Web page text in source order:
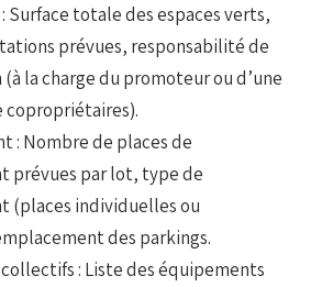
Surface totale des espaces verts,
prévues, responsabilité de
la charge du promoteur ou d’une
copropriétaires).
: Nombre de places de
prévues par lot, type de
(places individuelles ou
des parkings.
: Liste des équipements